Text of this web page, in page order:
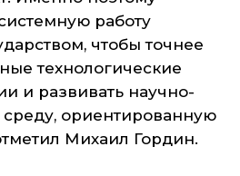
работу
чтобы точнее
технологические
и развивать научно-
среду, ориентированную
Михаил Гордин.